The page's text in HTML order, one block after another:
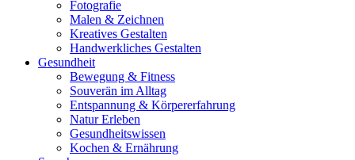
Fotografie
Malen & Zeichnen
Kreatives Gestalten
Handwerkliches Gestalten
Gesundheit
Bewegung & Fitness
Souverän im Alltag
Entspannung & Körpererfahrung
Natur Erleben
Gesundheitswissen
Kochen & Ernährung